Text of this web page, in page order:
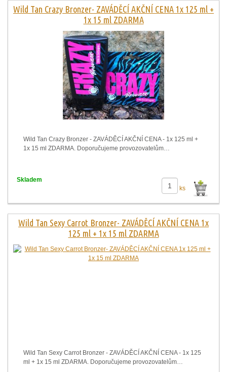
Wild Tan Crazy Bronzer- ZAVÁDĚCÍ AKČNÍ CENA 1x 125 ml +
1x 15 ml ZDARMA
Wild Tan Crazy Bronzer - ZAVÁDĚCÍ AKČNÍ CENA - 1x 125 ml +
1x 15 ml ZDARMA. Doporučujeme provozovatelům…
ks
Skladem
Wild Tan Sexy Carrot Bronzer- ZAVÁDĚCÍ AKČNÍ CENA 1x
125 ml + 1x 15 ml ZDARMA
Wild Tan Sexy Carrot Bronzer - ZAVÁDĚCÍ AKČNÍ CENA - 1x 125
ml + 1x 15 ml ZDARMA. Doporučujeme provozovatelům…